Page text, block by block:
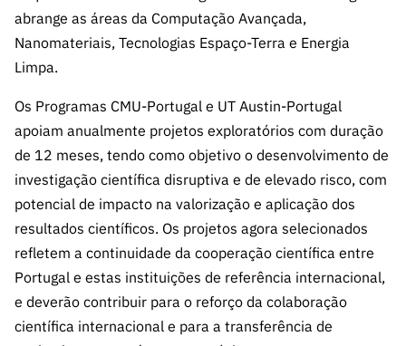
“Ciência +
Digital” e
ão”
abrange as áreas da Computação Avançada,
Nanomateriais, Tecnologias Espaço-Terra e Energia
Limpa.
Os Programas CMU-Portugal e UT Austin-Portugal
apoiam anualmente projetos exploratórios com duração
de 12 meses, tendo como objetivo o desenvolvimento de
investigação científica disruptiva e de elevado risco, com
potencial de impacto na valorização e aplicação dos
resultados científicos. Os projetos agora selecionados
refletem a continuidade da cooperação científica entre
Portugal e estas instituições de referência internacional,
e deverão contribuir para o reforço da colaboração
científica internacional e para a transferência de